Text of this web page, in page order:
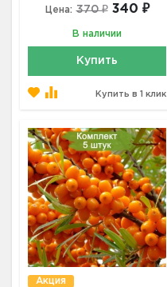
Цена: 370 ₽ 340 ₽
В наличии
Купить
Купить в 1 клик
Акция